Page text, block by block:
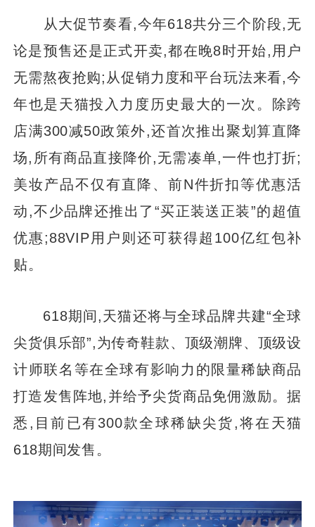
从大促节奏看,今年618共分三个阶段,无
论是预售还是正式开卖,都在晚8时开始,用户
无需熬夜抢购;从促销力度和平台玩法来看,今
年也是天猫投入力度历史最大的一次。除跨
店满300减50政策外,还首次推出聚划算直降
场,所有商品直接降价,无需凑单,一件也打折;
美妆产品不仅有直降、前N件折扣等优惠活
动,不少品牌还推出了“买正装送正装”的超值
优惠;88VIP用户则还可获得超100亿红包补
贴。
618期间,天猫还将与全球品牌共建“全球
尖货俱乐部”,为传奇鞋款、顶级潮牌、顶级设
计师联名等在全球有影响力的限量稀缺商品
打造发售阵地,并给予尖货商品免佣激励。据
悉,目前已有300款全球稀缺尖货,将在天猫
618期间发售。